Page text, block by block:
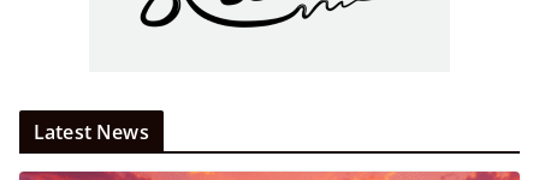
Latest News